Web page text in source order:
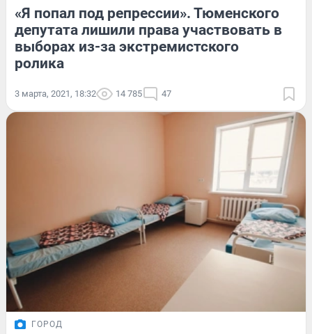
«Я попал под репрессии». Тюменского
депутата лишили права участвовать в
выборах из-за экстремистского
ролика
3 марта, 2021, 18:32 14 785 47
ГОРОД